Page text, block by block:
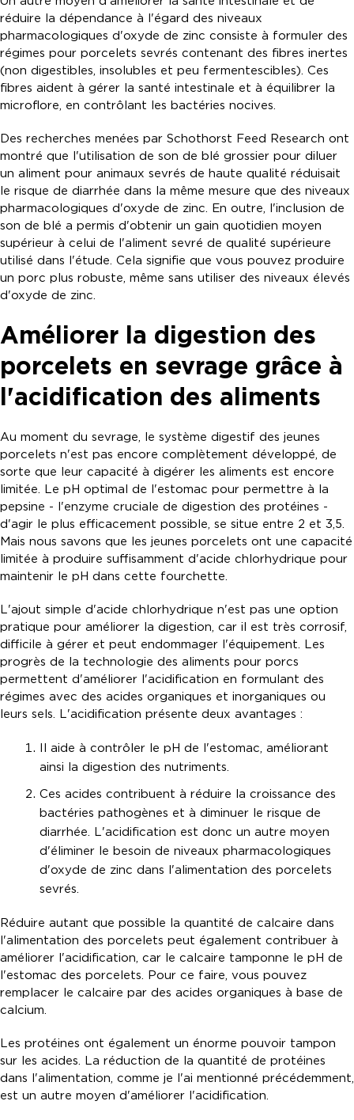
réduire la dépendance à l'égard des niveaux
pharmacologiques d'oxyde de zinc consiste à formuler des
régimes pour porcelets sevrés contenant des fibres inertes
(non digestibles, insolubles et peu fermentescibles). Ces
fibres aident à gérer la santé intestinale et à équilibrer la
microflore, en contrôlant les bactéries nocives.
Des recherches menées par Schothorst Feed Research ont
montré que l'utilisation de son de blé grossier pour diluer
un aliment pour animaux sevrés de haute qualité réduisait
le risque de diarrhée dans la même mesure que des niveaux
pharmacologiques d'oxyde de zinc. En outre, l'inclusion de
son de blé a permis d'obtenir un gain quotidien moyen
supérieur à celui de l'aliment sevré de qualité supérieure
utilisé dans l'étude. Cela signifie que vous pouvez produire
un porc plus robuste, même sans utiliser des niveaux élevés
d'oxyde de zinc.
Améliorer la digestion des
porcelets en sevrage grâce à
l'acidification des aliments
Au moment du sevrage, le système digestif des jeunes
porcelets n'est pas encore complètement développé, de
sorte que leur capacité à digérer les aliments est encore
limitée. Le pH optimal de l'estomac pour permettre à la
pepsine - l'enzyme cruciale de digestion des protéines -
d'agir le plus efficacement possible, se situe entre 2 et 3,5.
Mais nous savons que les jeunes porcelets ont une capacité
limitée à produire suffisamment d'acide chlorhydrique pour
maintenir le pH dans cette fourchette.
L'ajout simple d'acide chlorhydrique n'est pas une option
pratique pour améliorer la digestion, car il est très corrosif,
difficile à gérer et peut endommager l'équipement. Les
progrès de la technologie des aliments pour porcs
permettent d'améliorer l'acidification en formulant des
régimes avec des acides organiques et inorganiques ou
leurs sels. L'acidification présente deux avantages :
Il aide à contrôler le pH de l'estomac, améliorant
ainsi la digestion des nutriments.
Ces acides contribuent à réduire la croissance des
bactéries pathogènes et à diminuer le risque de
diarrhée. L'acidification est donc un autre moyen
d'éliminer le besoin de niveaux pharmacologiques
d'oxyde de zinc dans l'alimentation des porcelets
sevrés.
Réduire autant que possible la quantité de calcaire dans
l'alimentation des porcelets peut également contribuer à
améliorer l'acidification, car le calcaire tamponne le pH de
l'estomac des porcelets. Pour ce faire, vous pouvez
remplacer le calcaire par des acides organiques à base de
calcium.
Les protéines ont également un énorme pouvoir tampon
sur les acides. La réduction de la quantité de protéines
dans l'alimentation, comme je l'ai mentionné précédemment,
est un autre moyen d'améliorer l'acidification.